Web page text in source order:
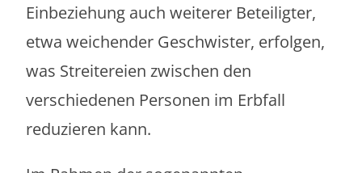
Einbeziehung auch weiterer Beteiligter,
etwa weichender Geschwister, erfolgen,
was Streitereien zwischen den
verschiedenen Personen im Erbfall
reduzieren kann.